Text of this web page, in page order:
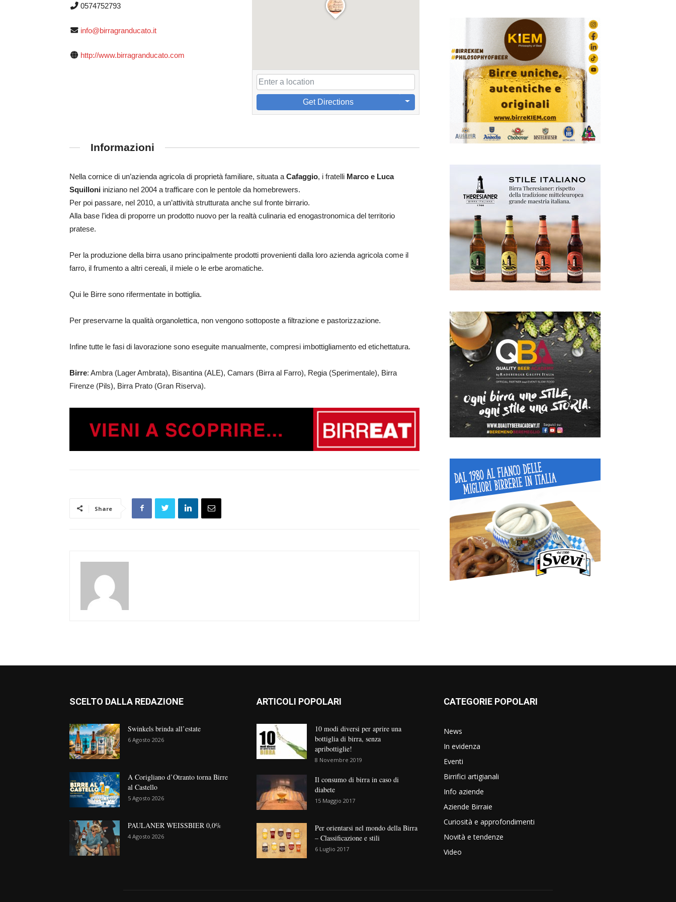
0574752793
info@birragranducato.it
http://www.birragranducato.com
Get Directions
Informazioni
Nella cornice di un’azienda agricola di proprietà familiare, situata a Cafaggio, i fratelli Marco e Luca
Squilloni iniziano nel 2004 a trafficare con le pentole da homebrewers.
Per poi passare, nel 2010, a un’attività strutturata anche sul fronte birrario.
Alla base l’idea di proporre un prodotto nuovo per la realtà culinaria ed enogastronomica del territorio
pratese.
Per la produzione della birra usano principalmente prodotti provenienti dalla loro azienda agricola come il
farro, il frumento a altri cereali, il miele o le erbe aromatiche.
Qui le Birre sono rifermentate in bottiglia.
Per preservarne la qualità organolettica, non vengono sottoposte a filtrazione e pastorizzazione.
Infine tutte le fasi di lavorazione sono eseguite manualmente, compresi imbottigliamento ed etichettatura.
Birre: Ambra (Lager Ambrata), Bisantina (ALE), Camars (Birra al Farro), Regia (Sperimentale), Birra
Firenze (Pils), Birra Prato (Gran Riserva).
Share
SCELTO DALLA REDAZIONE
Swinkels brinda all’estate
6 Agosto 2026
A Corigliano d’Otranto torna Birre
al Castello
5 Agosto 2026
PAULANER WEISSBIER 0,0%
4 Agosto 2026
ARTICOLI POPOLARI
10 modi diversi per aprire una
bottiglia di birra, senza
apribottiglie!
8 Novembre 2019
Il consumo di birra in caso di
diabete
15 Maggio 2017
Per orientarsi nel mondo della Birra
– Classificazione e stili
6 Luglio 2017
CATEGORIE POPOLARI
News
In evidenza
Eventi
Birrifici artigianali
Info aziende
Aziende Birraie
Curiosità e approfondimenti
Novità e tendenze
Video